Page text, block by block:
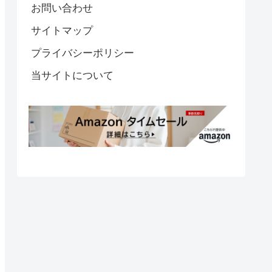
お問い合わせ
サイトマップ
プライバシーポリシー
当サイトについて